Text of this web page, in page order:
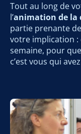
Tout au long de
l’animation de la
partie prenante
votre implication
semaine, pour
c’est vous qui